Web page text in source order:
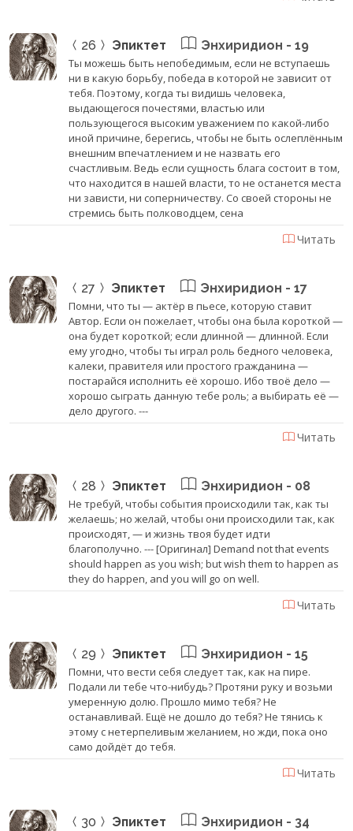
26 Эпиктет Энхиридион - 19
Ты можешь быть непобедимым, если не вступаешь
ни в какую борьбу, победа в которой не зависит от
тебя. Поэтому, когда ты видишь человека,
выдающегося почестями, властью или
пользующегося высоким уважением по какой-либо
иной причине, берегись, чтобы не быть ослеплённым
внешним впечатлением и не назвать его
счастливым. Ведь если сущность блага состоит в том,
что находится в нашей власти, то не останется места
ни зависти, ни соперничеству. Со своей стороны не
стремись быть полководцем, сена
Читать
27 Эпиктет Энхиридион - 17
Помни, что ты — актёр в пьесе, которую ставит
Автор. Если он пожелает, чтобы она была короткой —
она будет короткой; если длинной — длинной. Если
ему угодно, чтобы ты играл роль бедного человека,
калеки, правителя или простого гражданина —
постарайся исполнить её хорошо. Ибо твоё дело —
хорошо сыграть данную тебе роль; а выбирать её —
дело другого. ---
Читать
28 Эпиктет Энхиридион - 08
Не требуй, чтобы события происходили так, как ты
желаешь; но желай, чтобы они происходили так, как
происходят, — и жизнь твоя будет идти
благополучно. --- [Оригинал] Demand not that events
should happen as you wish; but wish them to happen as
they do happen, and you will go on well.
Читать
29 Эпиктет Энхиридион - 15
Помни, что вести себя следует так, как на пире.
Подали ли тебе что-нибудь? Протяни руку и возьми
умеренную долю. Прошло мимо тебя? Не
останавливай. Ещё не дошло до тебя? Не тянись к
этому с нетерпеливым желанием, но жди, пока оно
само дойдёт до тебя.
Читать
30 Эпиктет Энхиридион - 34